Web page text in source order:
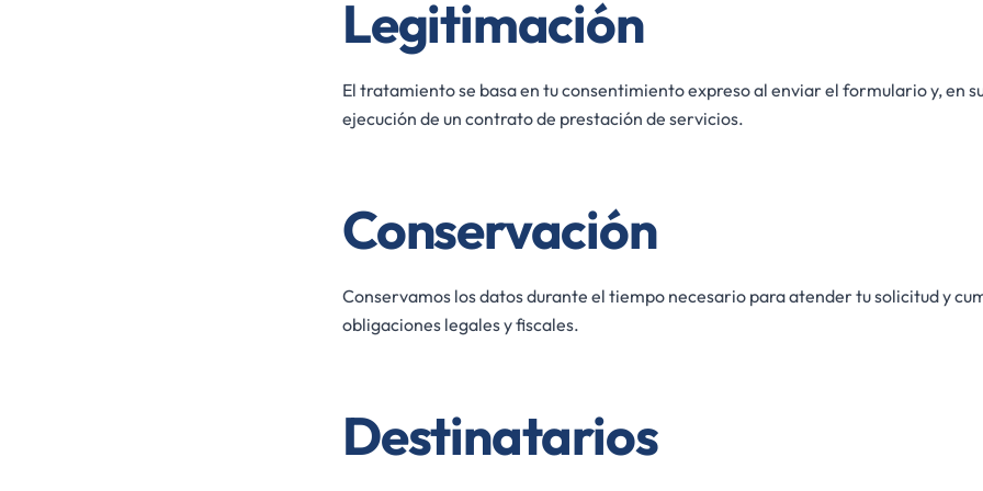
Legitimación
El tratamiento se basa en tu consentimiento expreso al enviar el formulario y, en
ejecución de un contrato de prestación de servicios.
Conservación
Conservamos los datos durante el tiempo necesario para atender tu solicitud y
obligaciones legales y fiscales.
Destinatarios